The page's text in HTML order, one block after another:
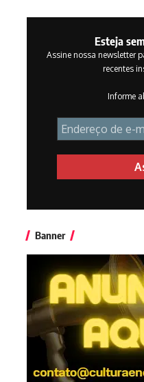
Esteja
Assine nossa newsletter
recentes
Informe
Banner